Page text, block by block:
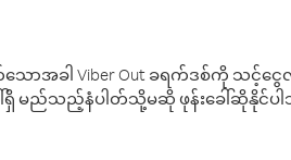
အခါ Viber Out ခရက်ဒစ်ကို သင့်
ါ်ရှိ မည်သည့်နံပါတ်သို့မဆို ဖုန်းခေါ်ဆိုနိုင်ပ